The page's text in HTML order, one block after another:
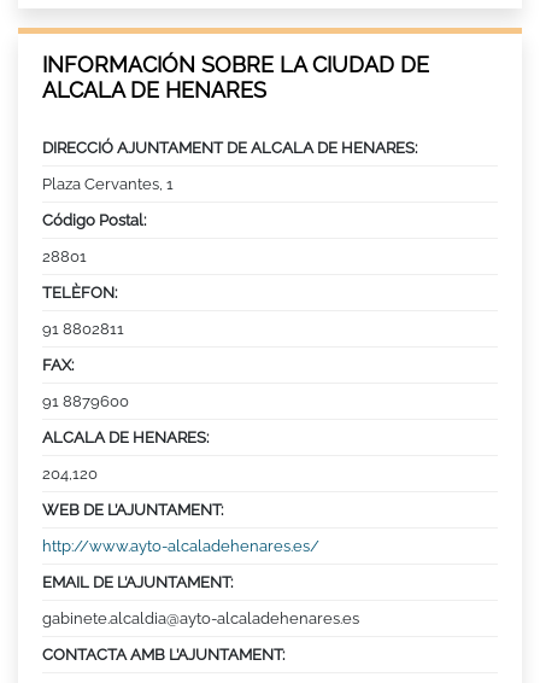
INFORMACIÓN SOBRE LA CIUDAD DE
ALCALA DE HENARES
DIRECCIÓ AJUNTAMENT DE ALCALA DE HENARES:
Plaza Cervantes, 1
Código Postal:
28801
TELÈFON:
91 8802811
FAX:
91 8879600
ALCALA DE HENARES:
204,120
WEB DE L’AJUNTAMENT:
http://www.ayto-alcaladehenares.es/
EMAIL DE L’AJUNTAMENT:
gabinete.alcaldia@ayto-alcaladehenares.es
CONTACTA AMB L’AJUNTAMENT: